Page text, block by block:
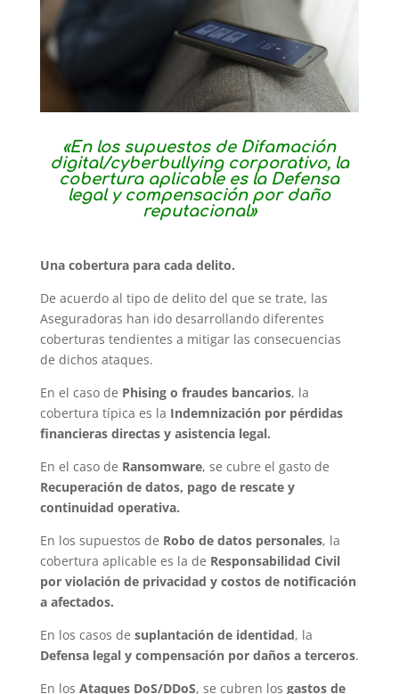
«En los supuestos de Difamación
digital/cyberbullying corporativo, la
cobertura aplicable es la Defensa
legal y compensación por daño
reputacional»
Una cobertura para cada delito.
De acuerdo al tipo de delito del que se trate, las
Aseguradoras han ido desarrollando diferentes
coberturas tendientes a mitigar las consecuencias
de dichos ataques.
En el caso de Phising o fraudes bancarios, la
cobertura típica es la Indemnización por pérdidas
financieras directas y asistencia legal.
En el caso de Ransomware, se cubre el gasto de
Recuperación de datos, pago de rescate y
continuidad operativa.
En los supuestos de Robo de datos personales, la
cobertura aplicable es la de Responsabilidad Civil
por violación de privacidad y costos de notificación
a afectados.
En los casos de suplantación de identidad, la
Defensa legal y compensación por daños a terceros.
En los Ataques DoS/DDoS, se cubren los gastos de